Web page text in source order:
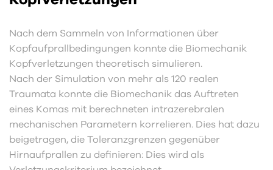
Nach dem Sammeln von Informationen über
Kopfaufprallbedingungen konnte die Biomechanik
Kopfverletzungen theoretisch simulieren.
Nach der Simulation von mehr als 120 realen
Traumata konnte die Biomechanik das Auftreten
eines Komas mit berechneten intrazerebralen
mechanischen Parametern korrelieren. Dies hat dazu
beigetragen, die Toleranzgrenzen gegenüber
Hirnaufprallen zu definieren: Dies wird als